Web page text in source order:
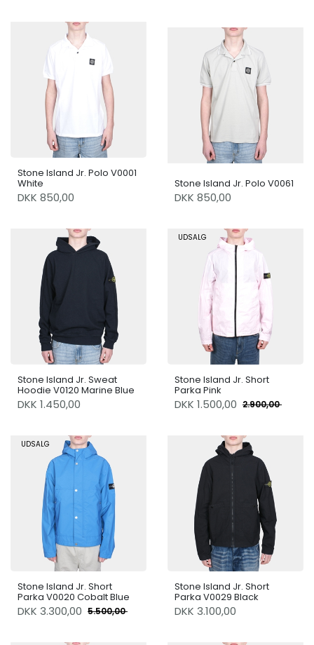
Stone Island Jr. Polo V0001
White
DKK 850,00
Stone Island Jr. Polo V0061
DKK 850,00
Stone Island Jr. Sweat
Hoodie V0120 Marine Blue
DKK 1.450,00
UDSALG
Stone Island Jr. Short
Parka Pink
DKK 1.500,00 2.900,00
UDSALG
Stone Island Jr. Short
Parka V0020 Cobalt Blue
DKK 3.300,00 5.500,00
Stone Island Jr. Short
Parka V0029 Black
DKK 3.100,00